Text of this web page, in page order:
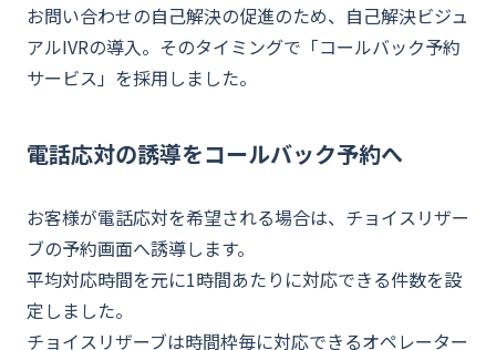
お問い合わせの自己解決の促進のため、自己解決ビジュ
アルIVRの導入。そのタイミングで「コールバック予約
サービス」を採用しました。
電話応対の誘導をコールバック予約へ
お客様が電話応対を希望される場合は、チョイスリザー
ブの予約画面へ誘導します。
平均対応時間を元に1時間あたりに対応できる件数を設
定しました。
チョイスリザーブは時間枠毎に対応できるオペレーター